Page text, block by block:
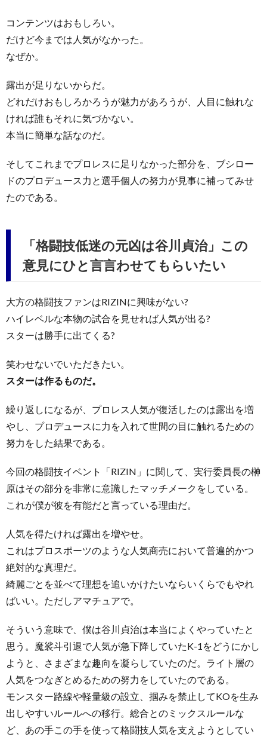
コンテンツはおもしろい。
だけど今までは人気がなかった。
なぜか。
露出が足りないからだ。
どれだけおもしろかろうが魅力があろうが、人目に触れな
ければ誰もそれに気づかない。
本当に簡単な話なのだ。
そしてこれまでプロレスに足りなかった部分を、ブシロー
ドのプロデュース力と選手個人の努力が見事に補ってみせ
たのである。
「格闘技低迷の元凶は谷川貞治」この
意見にひと言言わせてもらいたい
大方の格闘技ファンはRIZINに興味がない?
ハイレベルな本物の試合を見せれば人気が出る?
スターは勝手に出てくる?
笑わせないでいただきたい。
スターは作るものだ。
繰り返しになるが、プロレス人気が復活したのは露出を増
やし、プロデュースに力を入れて世間の目に触れるための
努力をした結果である。
今回の格闘技イベント「RIZIN」に関して、実行委員長の榊
原はその部分を非常に意識したマッチメークをしている。
これが僕が彼を有能だと言っている理由だ。
人気を得たければ露出を増やせ。
これはプロスポーツのような人気商売において普遍的かつ
絶対的な真理だ。
綺麗ごとを並べて理想を追いかけたいならいくらでもやれ
ばいい。ただしアマチュアで。
そういう意味で、僕は谷川貞治は本当によくやっていたと
思う。魔裟斗引退で人気が急下降していたK-1をどうにかし
ようと、さまざまな趣向を凝らしていたのだ。ライト層の
人気をつなぎとめるための努力をしていたのである。
モンスター路線や軽量級の設立、掴みを禁止してKOを生み
出しやすいルールへの移行。総合とのミックスルールな
ど、あの手この手を使って格闘技人気を支えようとしてい